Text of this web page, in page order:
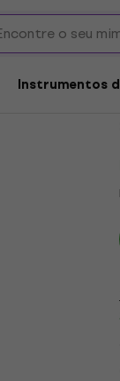
Instrumentos
para percussão